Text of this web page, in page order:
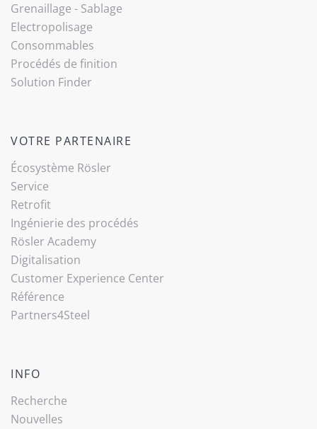
Grenaillage - Sablage
Electropolisage
Consommables
Procédés de finition
Solution Finder
VOTRE PARTENAIRE
Écosystème Rösler
Service
Retrofit
Ingénierie des procédés
Rösler Academy
Digitalisation
Customer Experience Center
Référence
Partners4Steel
INFO
Recherche
Nouvelles